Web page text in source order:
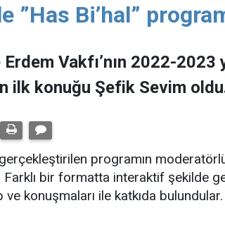
”Has Bi’hal”
Vakfı’nın 2022-2023
ilk konuğu Şefik Sevim
programın
bir formatta interaktif şekilde
konuşmaları ile katkıda bulundular.